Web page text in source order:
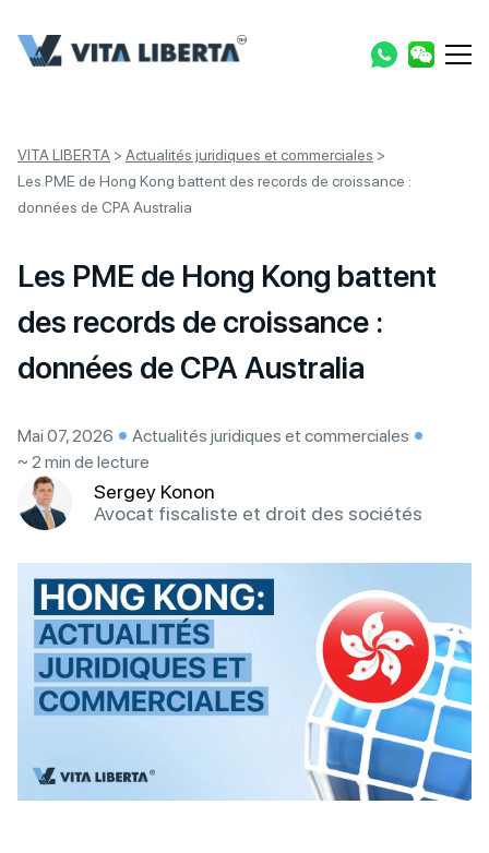
VITA LIBERTA > Actualités juridiques et commerciales >
Les PME de Hong Kong battent des records de croissance :
données de CPA Australia
Les PME de Hong Kong battent
des records de croissance :
données de CPA Australia
Mai 07, 2026
Actualités juridiques et commerciales
~ 2 min de lecture
Sergey Konon
Avocat fiscaliste et droit des sociétés